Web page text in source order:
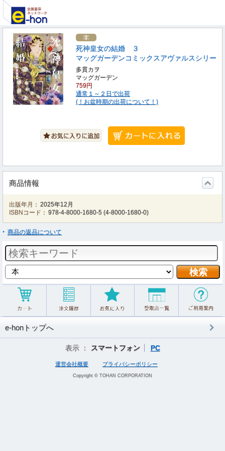
死神皇女の結婚 ３
マッグガーデンコミックスアヴァルスシリー
多貫カヲ
マッグガーデン
759円
通常１～２日で出荷
(！お盆時期の出荷について！)
商品情報
出版年月： 2025年12月
ISBNコード： 978-4-8000-1680-5 (4-8000-1680-0)
商品の返品について
e-honトップへ
表示 ： スマートフォン PC
運営会社概要 プライバシーポリシー
Copyright © TOHAN CORPORATION